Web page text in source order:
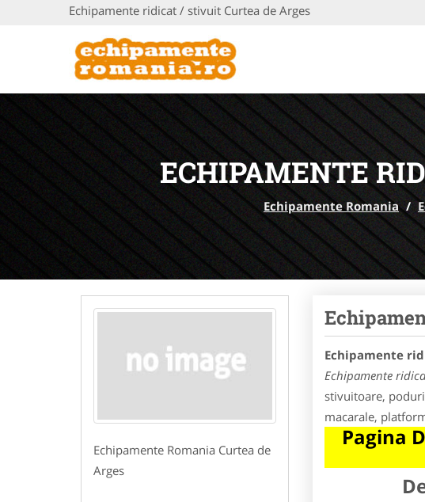
Echipamente ridicat / stivuit Curtea de Arges
ECHIPAMENTE
Echipamente Romania /
Echipamente Romania Curtea de
Arges
Echipamente
Echipamente
stivuitoare,
macarale,
Pagina